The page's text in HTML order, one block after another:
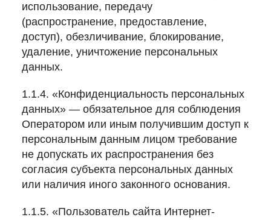
использование, передачу
(распространение, предоставление,
доступ), обезличивание, блокирование,
удаление, уничтожение персональных
данных.
1.1.4. «Конфиденциальность персональных
данных» — обязательное для соблюдения
Оператором или иным получившим доступ к
персональным данным лицом требование
не допускать их распространения без
согласия субъекта персональных данных
или наличия иного законного основания.
1.1.5. «Пользователь сайта Интернет-